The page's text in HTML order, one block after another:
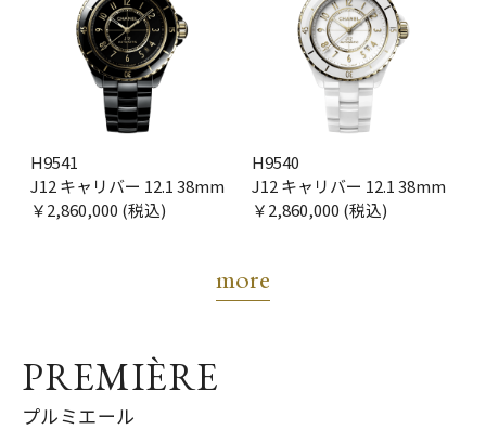
H9541
J12 キャリバー 12.1 38mm
￥2,860,000 (税込)
H9540
J12 キャリバー 12.1 38mm
￥2,860,000 (税込)
more
PREMIÈRE
プルミエール